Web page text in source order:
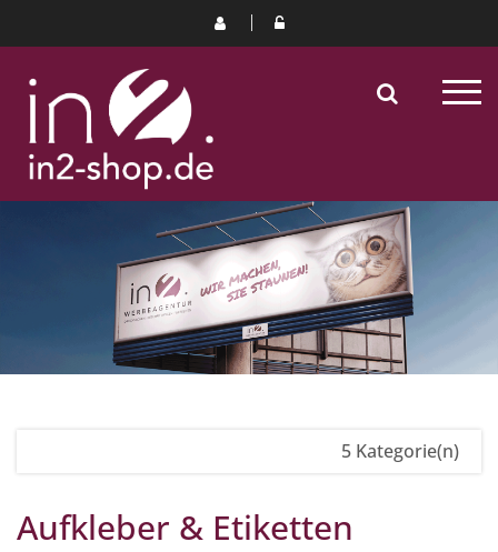
5 Kategorie(n)
Aufkleber & Etiketten